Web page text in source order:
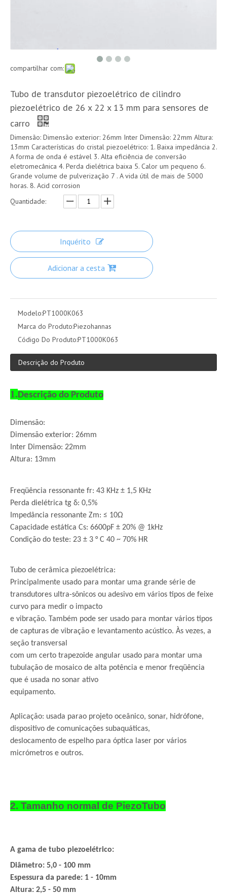
compartilhar com:
Tubo de transdutor piezoelétrico de cilindro
piezoelétrico de 26 x 22 x 13 mm para sensores de
carro
Dimensão: Dimensão exterior: 26mm Inter Dimensão: 22mm Altura:
13mm Características do cristal piezoelétrico: 1. Baixa impedância 2.
A forma de onda é estável 3. Alta eficiência de conversão
eletromecânica 4. Perda dielétrica baixa 5. Calor um pequeno 6.
Grande volume de pulverização 7 . A vida útil de mais de 5000
horas. 8. Acid corrosion
Quantidade:
Inquérito
Adicionar a cesta
Modelo:PT1000K063
Marca do Produto:Piezohannas
Código Do Produto:PT1000K063
Descrição do Produto
1. Descrição do Produto
Dimensão:
Dimensão exterior: 26mm
Inter Dimensão: 22mm
Altura: 13mm
Freqüência ressonante fr: 43 KHz ± 1,5 KHz
Perda dielétrica tg δ: 0,5%
Impedância ressonante Zm: ≤ 10Ω
Capacidade estática Cs: 6600pF ± 20% @ 1kHz
Condição do teste: 23 ± 3 ° C 40 ~ 70% HR
Tubo de cerâmica piezoelétrica:
Principalmente usado para montar uma grande série de
transdutores ultra-sônicos ou adesivo em vários tipos de feixe
curvo para medir o impacto
e vibração. Também pode ser usado para montar vários tipos
de capturas de vibração e levantamento acústico. Às vezes, a
seção transversal
com um certo trapezoide angular usado para montar uma
tubulação de mosaico de alta potência e menor freqüência
que é usada no sonar ativo
equipamento.
Aplicação: usada parao projeto oceânico, sonar, hidrófone,
dispositivo de comunicações subaquáticas,
deslocamento de espelho para óptica laser por vários
micrómetros e outros.
2. Tamanho normal de PiezoTubo
A gama de tubo piezoelétrico:
Diâmetro: 5,0 - 100 mm
Espessura da parede: 1 - 10mm
Altura: 2,5 - 50 mm